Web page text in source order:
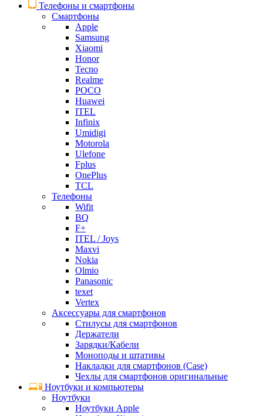
Телефоны и смартфоны
Смартфоны
Apple
Samsung
Xiaomi
Honor
Tecno
Realme
POCO
Huawei
ITEL
Infinix
Umidigi
Motorola
Ulefone
Fplus
OnePlus
TCL
Телефоны
Wifit
BQ
F+
ITEL / Joys
Maxvi
Nokia
Olmio
Panasonic
texet
Vertex
Аксессуары для смартфонов
Стилусы для смартфонов
Держатели
Зарядки/Кабели
Моноподы и штативы
Накладки для смартфонов (Case)
Чехлы для смартфонов оригинальные
Ноутбуки и компьютеры
Ноутбуки
Ноутбуки Apple